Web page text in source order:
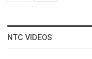
NTC VIDEOS